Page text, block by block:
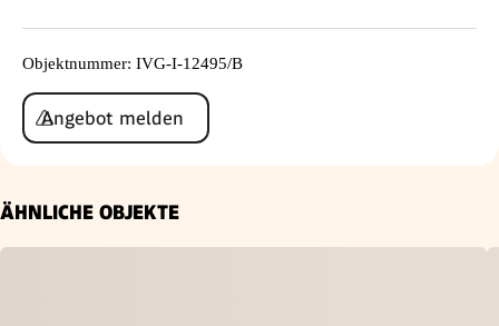
Objektnummer: IVG-I-12495/B
Angebot melden
ÄHNLICHE OBJEKTE